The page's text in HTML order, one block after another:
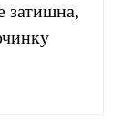
затишна,